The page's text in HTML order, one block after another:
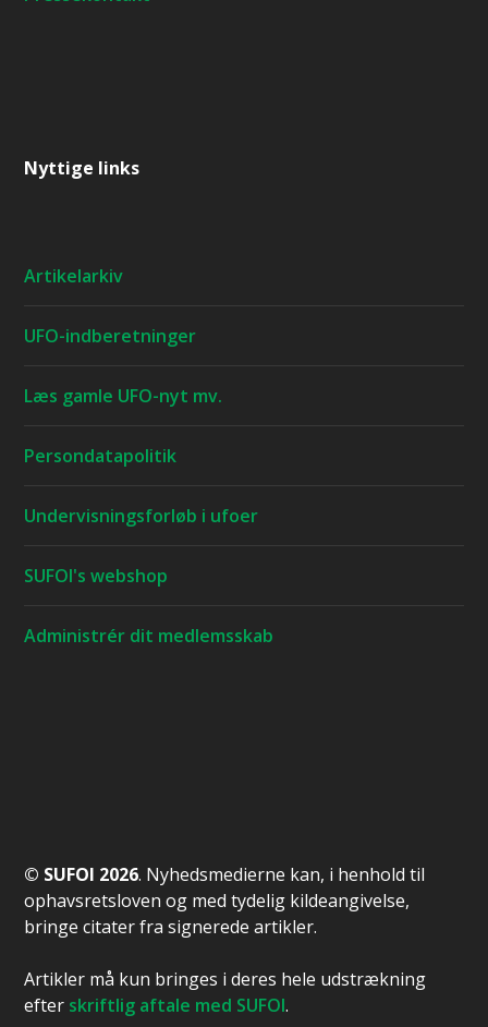
Nyttige links
Artikelarkiv
UFO-indberetninger
Læs gamle UFO-nyt mv.
Persondatapolitik
Undervisningsforløb i ufoer
SUFOI's webshop
Administrér dit medlemsskab
© SUFOI 2026. Nyhedsmedierne kan, i henhold til
ophavsretsloven og med tydelig kildeangivelse,
bringe citater fra signerede artikler.
Artikler må kun bringes i deres hele udstrækning
efter skriftlig aftale med SUFOI.